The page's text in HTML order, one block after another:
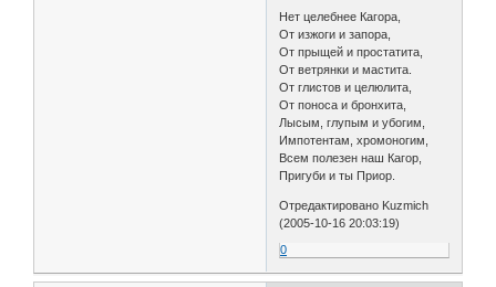
Нет целебнее Кагора,
От изжоги и запора,
От прыщей и простатита,
От ветрянки и мастита.
От глистов и целюлита,
От поноса и бронхита,
Лысым, глупым и убогим,
Импотентам, хромоногим,
Всем полезен наш Кагор,
Пригуби и ты Приор.
Отредактировано Kuzmich
(2005-10-16 20:03:19)
0